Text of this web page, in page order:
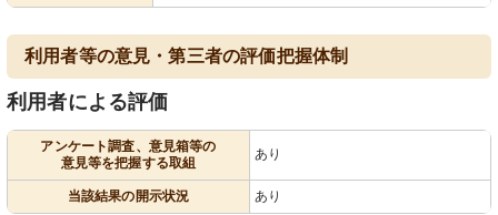
利用者等の意見・第三者の評価把握体制
利用者による評価
アンケート調査、意見箱等の
意見等を把握する取組
あり
当該結果の開示状況 あり